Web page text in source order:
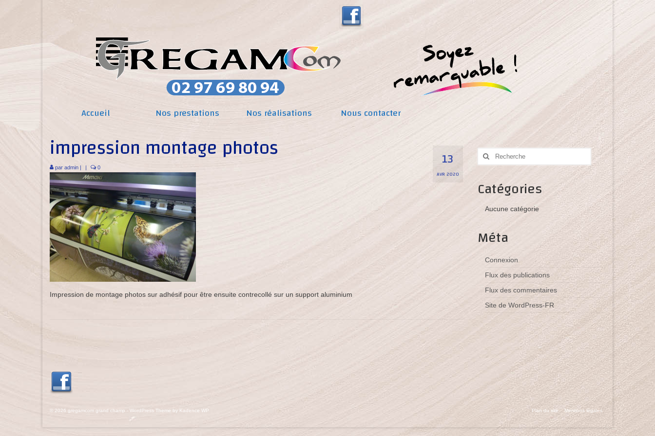
Accueil Nos prestations Nos réalisations Nous contacter
13
AVR 2020
impression montage photos
par admin | | 0
Impression de montage photos sur adhésif pour être ensuite contrecollé sur un support aluminium
Rechercher
Catégories
Aucune catégorie
Méta
Connexion
Flux des publications
Flux des commentaires
Site de WordPress-FR
Plan du site Mentions légales
© 2026 gregamcom grand champ - WordPress Theme by Kadence WP